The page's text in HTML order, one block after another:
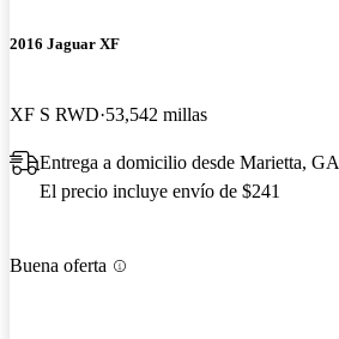
2016 Jaguar XF
XF S RWD 53,542 millas
Entrega a domicilio desde Marietta, GA
El precio incluye envío de $241
Buena oferta